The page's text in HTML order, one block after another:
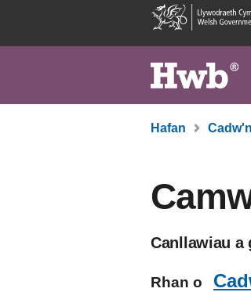
gynnwy
Hafan
Canllawiau a
Rhan o